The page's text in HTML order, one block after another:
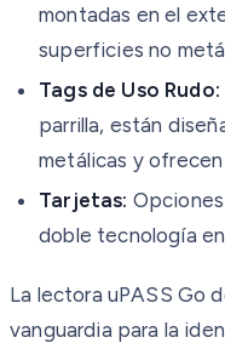
montadas en el
superficies no
Tags de Uso Rudo:
parrilla, están
metálicas y
Tarjetas:
doble tecnología
La lectora uPASS Go
vanguardia para la